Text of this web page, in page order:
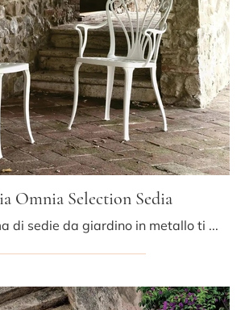
Omnia Selection Sedia
Una ricca gamma di sedie da giardino in metallo ti sta aspettando nel nostro showroom: clicca e scopri il modello Armonia Omnia Selection Sedia di ...